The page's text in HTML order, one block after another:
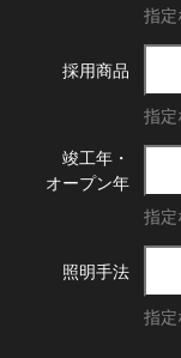
指定
採用商品
指定
竣工年・
オープン年
指定
照明手法
指定